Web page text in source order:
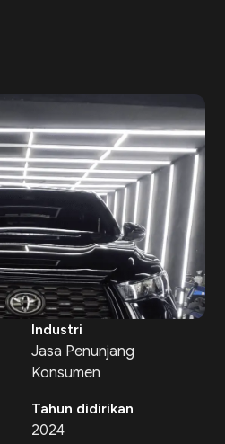
Industri
Jasa Penunjang
Konsumen
Tahun didirikan
2024